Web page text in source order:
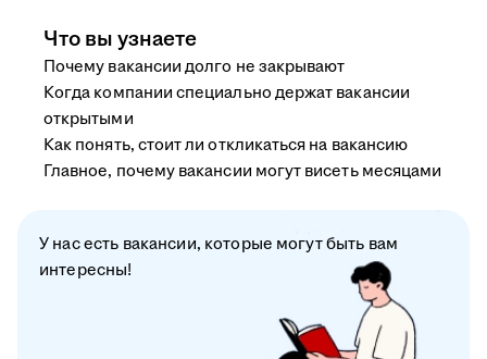
Что вы узнаете
Почему вакансии долго не закрывают
Когда компании специально держат вакансии
открытыми
Как понять, стоит ли откликаться на вакансию
Главное, почему вакансии могут висеть месяцами
У нас есть вакансии, которые могут быть вам
интересны!